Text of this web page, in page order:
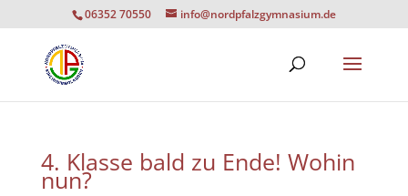
06352 70550 info@nordpfalzgymnasium.de
4. Klasse bald zu Ende! Wohin
nun?